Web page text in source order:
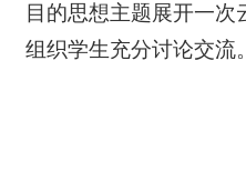
目的思想主题展开一次
组织学生充分讨论交流。